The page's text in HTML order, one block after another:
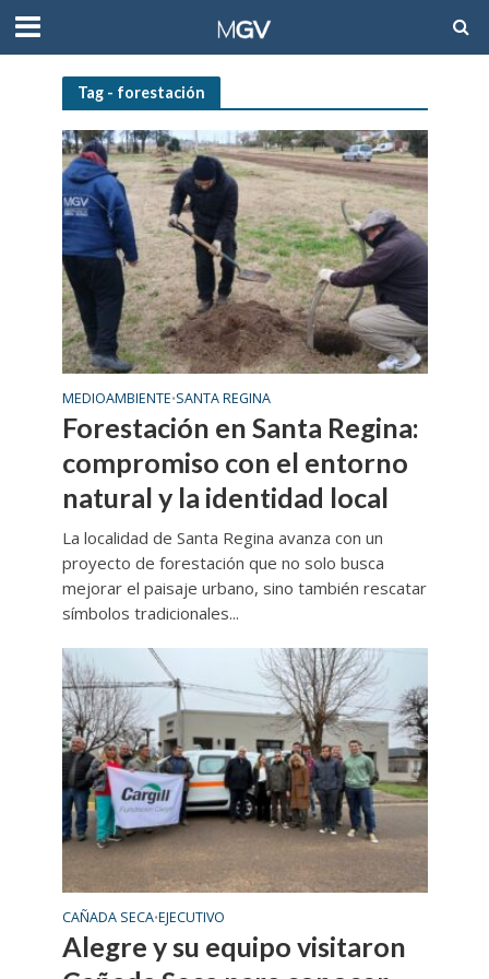
Tag - forestación
MEDIOAMBIENTE•SANTA REGINA
Forestación en Santa Regina:
compromiso con el entorno
natural y la identidad local
La localidad de Santa Regina avanza con un
proyecto de forestación que no solo busca
mejorar el paisaje urbano, sino también rescatar
símbolos tradicionales...
CAÑADA SECA•EJECUTIVO
Alegre y su equipo visitaron